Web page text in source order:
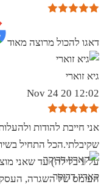
‏דאגו להכול מרוצה מאוד
גיא זוארי
12:02 20 Nov 24
אני חייבת להודות
שקיבלתי.הכל התחיל
על 1 בלילה) עד
העומס של השגרה, העסק
קארין דרוקר